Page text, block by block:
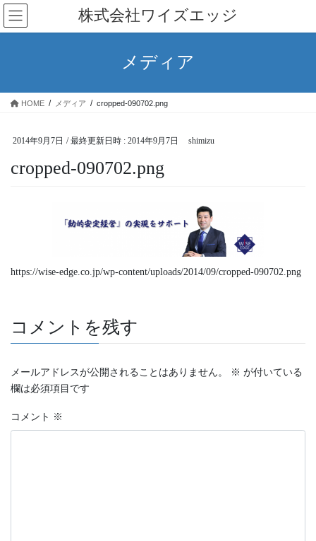
コ
ン
テ
ス
ナ
ビ
ゲ
ン
株式会社ワイズエッジ
メディア
HOME メディア cropped-090702.png
2014年9月7日 / 最終更新日時 : 2014年9月7日 shimizu
cropped-090702.png
https://wise-edge.co.jp/wp-content/uploads/2014/09/cropped-090702.png
コメントを残す
メールアドレスが公開されることはありません。 ※ が付いている
欄は必須項目です
コメント ※